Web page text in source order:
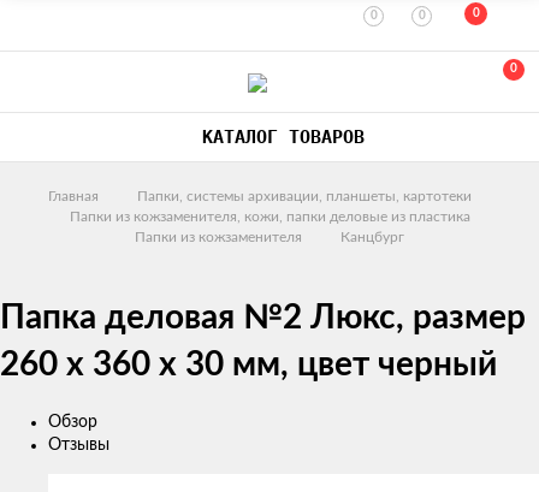
0 0 0
0
КАТАЛОГ ТОВАРОВ
Главная
Папки, системы архивации, планшеты, картотеки
Папки из кожзаменителя, кожи, папки деловые из пластика
Папки из кожзаменителя
Канцбург
Папка деловая №2 Люкс, размер
260 х 360 х 30 мм, цвет черный
Обзор
Отзывы